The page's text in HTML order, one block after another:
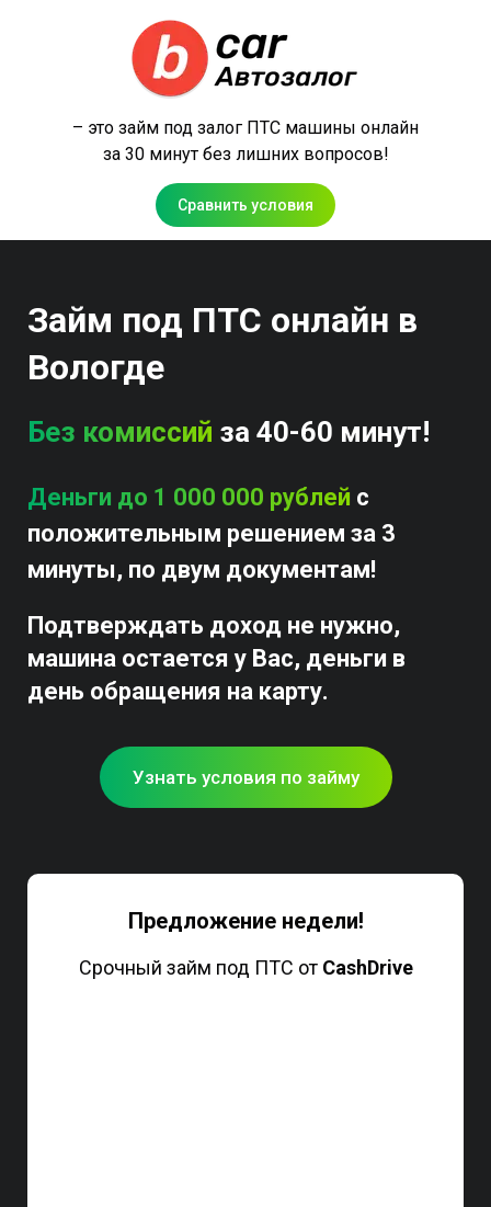
– это займ под залог ПТС машины онлайн
за 30 минут без лишних вопросов!
Сравнить условия
Займ под ПТС онлайн в
Вологде
Без комиссий за 40-60 минут!
Деньги до 1 000 000 рублей с
положительным решением за 3
минуты, по двум документам!
Подтверждать доход не нужно,
машина остается у Вас, деньги в
день обращения на карту.
Узнать условия по займу
Предложение недели!
Срочный займ под ПТС от CashDrive